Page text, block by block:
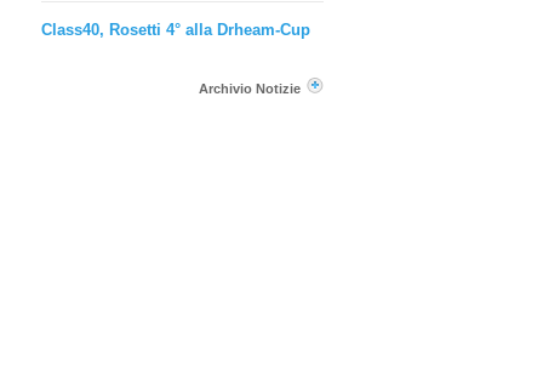
Class40, Rosetti 4° alla Drheam-Cup
Archivio Notizie